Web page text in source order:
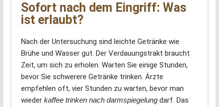
Sofort nach dem Eingriff: Was
ist erlaubt?
Nach der Untersuchung sind leichte Getränke wie
Brühe und Wasser gut. Der Verdauungstrakt braucht
Zeit, um sich zu erholen. Warten Sie einige Stunden,
bevor Sie schwerere Getränke trinken. Ärzte
empfehlen oft, vier Stunden zu warten, bevor man
wieder kaffee trinken nach darmspiegelungdarf. Das